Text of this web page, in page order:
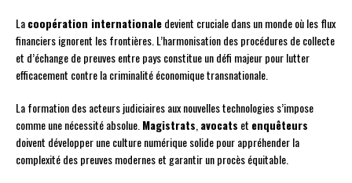
Lacoopération internationaledevient cruciale dans un monde où les flux
financiers ignorent les frontières. L’harmonisation des procédures de collecte
et d’échange de preuves entre pays constitue un défi majeur pour lutter
efficacement contre la criminalité économique transnationale.
La formation des acteurs judiciaires aux nouvelles technologies s’impose
comme une nécessité absolue.Magistrats,avocats et enquêteurs
doivent développer une culture numérique solide pour appréhender la
complexité des preuves modernes et garantir un procès équitable.